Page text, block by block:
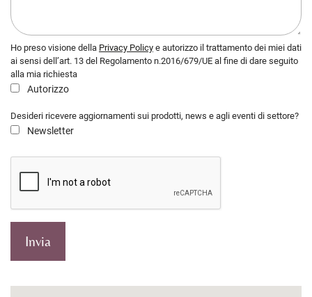
Ho preso visione della Privacy Policy e autorizzo il trattamento dei miei dati
ai sensi dell’art. 13 del Regolamento n.2016/679/UE al fine di dare seguito
alla mia richiesta
Autorizzo
Desideri ricevere aggiornamenti sui prodotti, news e agli eventi di settore?
Newsletter
Invia